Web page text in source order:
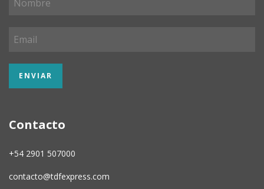
Contacto
+54 2901 507000
contacto@tdfexpress.com